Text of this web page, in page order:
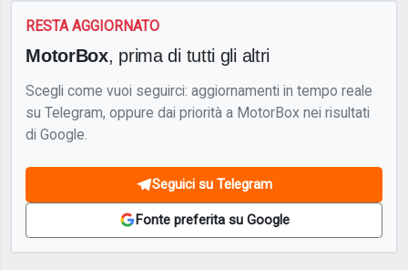
RESTA AGGIORNATO
MotorBox, prima di tutti gli altri
Scegli come vuoi seguirci: aggiornamenti in tempo reale
su Telegram, oppure dai priorità a MotorBox nei risultati
di Google.
Seguici su Telegram
Fonte preferita su Google